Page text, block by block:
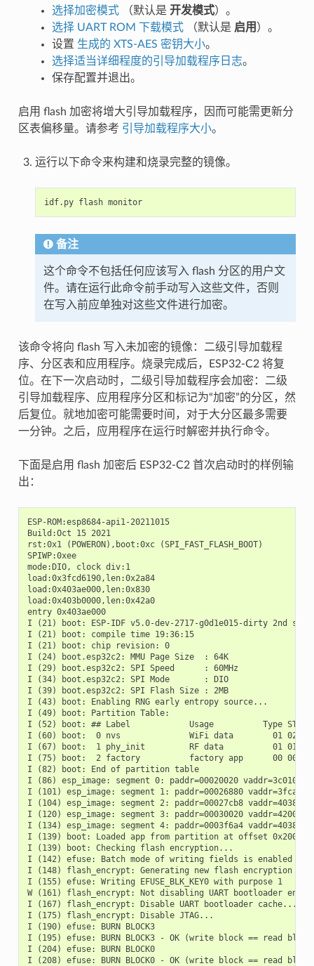
选择加密模式（默认是 开发模式）。
选择 UART ROM 下载模式（默认是 启用 ）。
设置 生成的 XTS-AES 密钥大小。
选择适当详细程度的引导加载程序日志。
保存配置并退出。
启用 flash 加密将增大引导加载程序，因而可能需更新分
区表偏移量。请参考 引导加载程序大小。
运行以下命令来构建和烧录完整的镜像。
idf.py flash monitor
备注
这个命令不包括任何应该写入 flash 分区的用户文
件。请在运行此命令前手动写入这些文件，否则
在写入前应单独对这些文件进行加密。
该命令将向 flash 写入未加密的镜像：二级引导加载程
序、分区表和应用程序。烧录完成后，ESP32-C2 将复
位。在下一次启动时，二级引导加载程序会加密：二级
引导加载程序、应用程序分区和标记为“加密”的分区，然
后复位。就地加密可能需要时间，对于大分区最多需要
一分钟。之后，应用程序在运行时解密并执行命令。
下面是启用 flash 加密后 ESP32-C2 首次启动时的样例输
出：
ESP-ROM:esp8684-api1-20211015
Build:Oct 15 2021
rst:0x1 (POWERON),boot:0xc (SPI_FAST_FLASH_BOOT)
SPIWP:0xee
mode:DIO, clock div:1
load:0x3fcd6190,len:0x2a84
load:0x403ae000,len:0x830
load:0x403b0000,len:0x42a0
entry 0x403ae000
I (21) boot: ESP-IDF v5.0-dev-2717-g0d1e015-dirty 2nd
I (21) boot: compile time 19:36:15
I (21) boot: chip revision: 0
I (24) boot.esp32c2: MMU Page Size  : 64K
I (29) boot.esp32c2: SPI Speed      : 60MHz
I (34) boot.esp32c2: SPI Mode       : DIO
I (39) boot.esp32c2: SPI Flash Size : 2MB
I (43) boot: Enabling RNG early entropy source...
I (49) boot: Partition Table:
I (52) boot: ## Label            Usage          Type ST
I (60) boot:  0 nvs              WiFi data        01 02
I (67) boot:  1 phy_init         RF data          01 01
I (75) boot:  2 factory          factory app      00 00
I (82) boot: End of partition table
I (86) esp_image: segment 0: paddr=00020020
I (101) esp_image: segment 1: paddr=00026880
I (104) esp_image: segment 2: paddr=00027cb8
I (120) esp_image: segment 3: paddr=00030020
I (134) esp_image: segment 4: paddr=0003f6a4
I (139) boot: Loaded app from partition at offset 0x20000
I (139) boot: Checking flash encryption...
I (142) efuse: Batch mode of writing fields is enabled
I (148) flash_encrypt: Generating new flash encryption
I (155) efuse: Writing EFUSE_BLK_KEY0 with purpose 1
W (161) flash_encrypt: Not disabling UART bootloader
I (167) flash_encrypt: Disable UART bootloader cache...
I (175) flash_encrypt: Disable JTAG...
I (190) efuse: BURN BLOCK3
I (195) efuse: BURN BLOCK3 - OK (write block == read
I (204) efuse: BURN BLOCK0
I (208) efuse: BURN BLOCK0 - OK (write block == read